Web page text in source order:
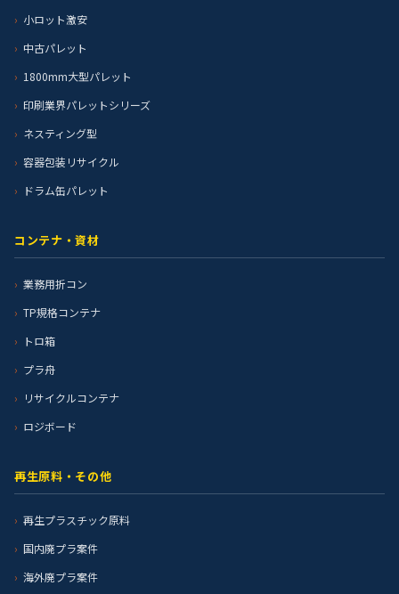
小ロット激安
中古パレット
1800mm大型パレット
印刷業界パレットシリーズ
ネスティング型
容器包装リサイクル
ドラム缶パレット
コンテナ・資材
業務用折コン
TP規格コンテナ
トロ箱
プラ舟
リサイクルコンテナ
ロジボード
再生原料・その他
再生プラスチック原料
国内廃プラ案件
海外廃プラ案件